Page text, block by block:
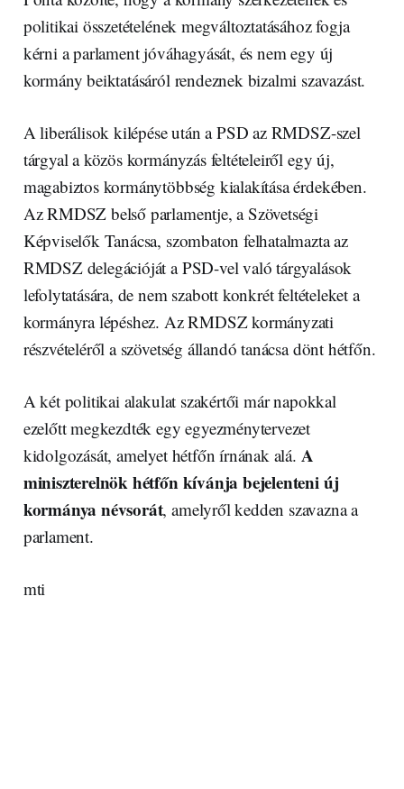
politikai összetételének megváltoztatásához fogja
kérni a parlament jóváhagyását, és nem egy új
kormány beiktatásáról rendeznek bizalmi szavazást.
A liberálisok kilépése után a PSD az RMDSZ-szel
tárgyal a közös kormányzás feltételeiről egy új,
magabiztos kormánytöbbség kialakítása érdekében.
Az RMDSZ belső parlamentje, a Szövetségi
Képviselők Tanácsa, szombaton felhatalmazta az
RMDSZ delegációját a PSD-vel való tárgyalások
lefolytatására, de nem szabott konkrét feltételeket a
kormányra lépéshez. Az RMDSZ kormányzati
részvételéről a szövetség állandó tanácsa dönt hétfőn.
A két politikai alakulat szakértői már napokkal
ezelőtt megkezdték egy egyezménytervezet
kidolgozását, amelyet hétfőn írnának alá. A
miniszterelnök hétfőn kívánja bejelenteni új
kormánya névsorát, amelyről kedden szavazna a
parlament.
mti